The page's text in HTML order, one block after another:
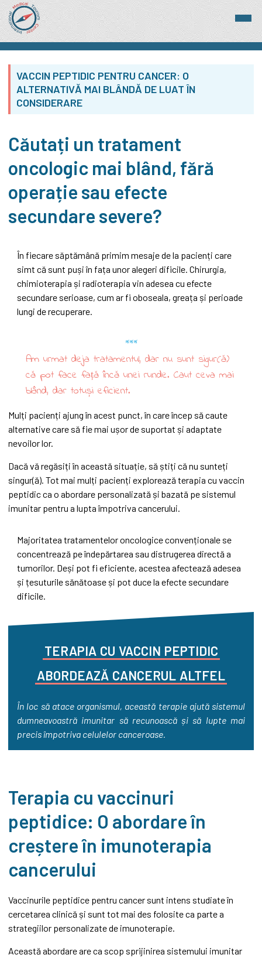
VACCIN PEPTIDIC PENTRU CANCER: O
ALTERNATIVĂ MAI BLÂNDĂ DE LUAT ÎN
CONSIDERARE
Căutați un tratament
oncologic mai blând, fără
operație sau efecte
secundare severe?
În fiecare săptămână primim mesaje de la pacienți care
simt că sunt puși în fața unor alegeri dificile. Chirurgia,
chimioterapia și radioterapia vin adesea cu efecte
secundare serioase, cum ar fi oboseala, greața și perioade
lungi de recuperare.
Am urmat deja tratamentul, dar nu sunt sigur(ă)
că pot face față încă unei runde. Caut ceva mai
blând, dar totuși eficient.
Mulți pacienți ajung în acest punct, în care încep să caute
alternative care să fie mai ușor de suportat și adaptate
nevoilor lor.
Dacă vă regăsiți în această situație, să știți că nu sunteți
singur(ă). Tot mai mulți pacienți explorează terapia cu vaccin
peptidic ca o abordare personalizată și bazată pe sistemul
imunitar pentru a lupta împotriva cancerului.
Majoritatea tratamentelor oncologice convenționale se
concentrează pe îndepărtarea sau distrugerea directă a
tumorilor. Deși pot fi eficiente, acestea afectează adesea
și țesuturile sănătoase și pot duce la efecte secundare
dificile.
TERAPIA CU VACCIN PEPTIDIC
ABORDEAZĂ CANCERUL ALTFEL
În loc să atace organismul, această terapie ajută sistemul
dumneavoastră imunitar să recunoască și să lupte mai
precis împotriva celulelor canceroase.
Terapia cu vaccinuri
peptidice: O abordare în
creștere în imunoterapia
cancerului
Vaccinurile peptidice pentru cancer sunt intens studiate în
cercetarea clinică și sunt tot mai des folosite ca parte a
strategiilor personalizate de imunoterapie.
Această abordare are ca scop sprijinirea sistemului imunitar